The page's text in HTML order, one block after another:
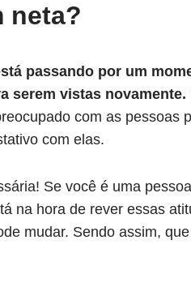
neta?
passando por um
serem vistas novamente.
com as pessoas
com elas.
Se você é uma
na hora de rever essas
mudar. Sendo assim,